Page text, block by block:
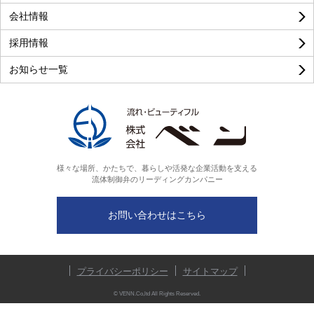
様々な場所、かたちで、暮らしや活発な企業活動を支える
流体制御弁のリーディングカンパニー
お問い合わせはこちら
会社情報
採用情報
お知らせ一覧
プライバシーポリシー サイトマップ
© VENN.Co,ltd All Rights Reserved.